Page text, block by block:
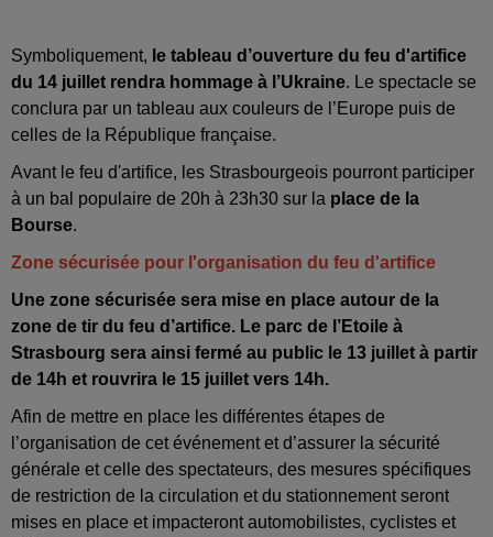
Symboliquement, le tableau d’ouverture du feu d'artifice
du 14 juillet rendra hommage à l’Ukraine. Le spectacle se
conclura par un tableau aux couleurs de l’Europe puis de
celles de la République française.
Avant le feu d'artifice, les Strasbourgeois pourront participer
à un bal populaire de 20h à 23h30 sur la place de la
Bourse.
Zone sécurisée pour l'organisation du feu d'artifice
Une zone sécurisée sera mise en place autour de la
zone de tir du feu d’artifice. Le parc de l’Etoile à
Strasbourg sera ainsi fermé au public le 13 juillet à partir
de 14h et rouvrira le 15 juillet vers 14h.
Afin de mettre en place les différentes étapes de
l’organisation de cet événement et d’assurer la sécurité
générale et celle des spectateurs, des mesures spécifiques
de restriction de la circulation et du stationnement seront
mises en place et impacteront automobilistes, cyclistes et